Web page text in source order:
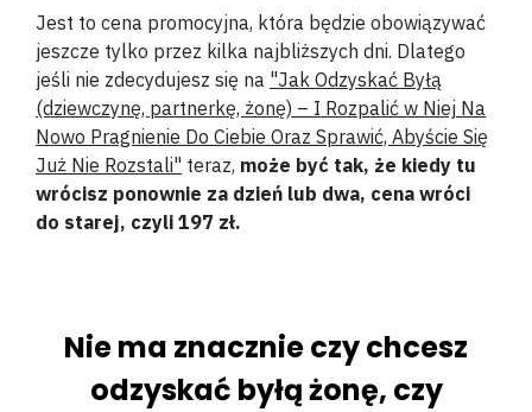
Jest to cena promocyjna, która będzie obowiązywać
jeszcze tylko przez kilka najbliższych dni. Dlatego
jeśli nie zdecydujesz się na "Jak Odzyskać Byłą
(dziewczynę, partnerkę, żonę) – I Rozpalić w Niej Na
Nowo Pragnienie Do Ciebie Oraz Sprawić, Abyście Się
Już Nie Rozstali" teraz, może być tak, że kiedy tu
wrócisz ponownie za dzień lub dwa, cena wróci
do starej, czyli 197 zł.
Nie ma znacznie czy chcesz
odzyskać byłą żonę, czy